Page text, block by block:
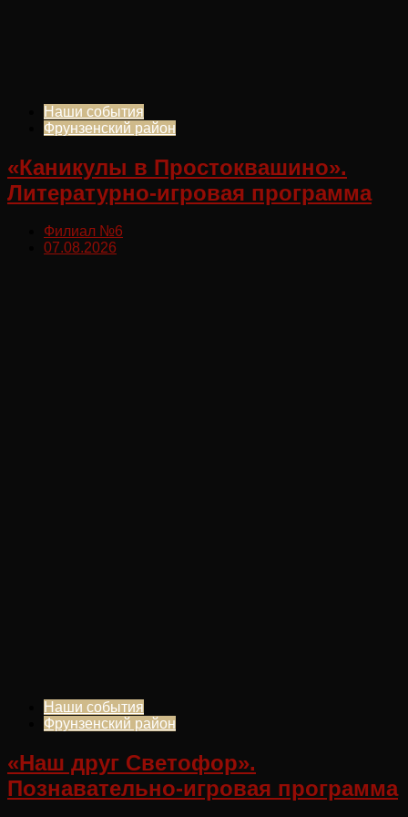
Наши события
Фрунзенский район
«Каникулы в Простоквашино».
Литературно-игровая программа
Филиал №6
07.08.2026
Наши события
Фрунзенский район
«Наш друг Светофор».
Познавательно-игровая программа